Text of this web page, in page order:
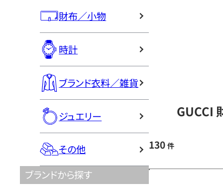
財布／小物
時計
ブランド衣料／雑貨
ジュエリー
その他
ブランドから探す
GUCCI
130 件